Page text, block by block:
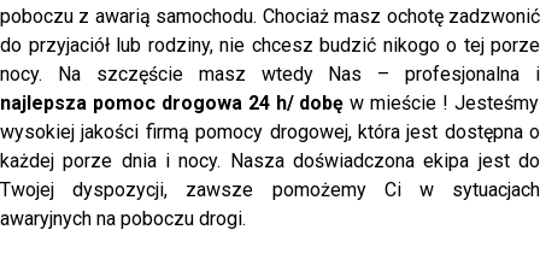
poboczu z awarią samochodu. Chociaż masz ochotę zadzwonić
do przyjaciół lub rodziny, nie chcesz budzić nikogo o tej porze
nocy. Na szczęście masz wtedy Nas – profesjonalna i
najlepsza pomoc drogowa 24 h/ dobę w mieście ! Jesteśmy
wysokiej jakości firmą pomocy drogowej, która jest dostępna o
każdej porze dnia i nocy. Nasza doświadczona ekipa jest do
Twojej dyspozycji, zawsze pomożemy Ci w sytuacjach
awaryjnych na poboczu drogi.